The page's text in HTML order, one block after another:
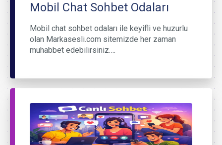
Mobil Chat Sohbet Odaları
Mobil chat sohbet odaları ile keyifli ve huzurlu
olan Markasesli.com sitemizde her zaman
muhabbet edebilirsiniz….